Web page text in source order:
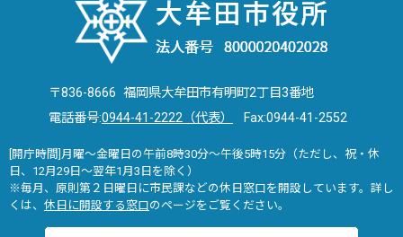
〒836-8666 福岡県大牟田市有明町2丁目3番地
電話番号:0944-41-2222（代表） Fax:0944-41-2552
[開庁時間]月曜～金曜日の午前8時30分～午後5時15分（ただし、祝・休
日、12月29日～翌年1月3日を除く）
※毎月、原則第２日曜日に市民課などの休日窓口を開設しています。詳し
くは、 休日に開設する窓口のページをご覧ください。